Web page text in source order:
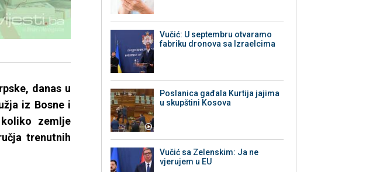
danas u
iz Bosne i
zemlje
trenutnih
Vučić: U septembru otvaramo
fabriku dronova sa Izraelcima
Poslanica gađala Kurtija jajima
u skupštini Kosova
Vučić sa Zelenskim: Ja ne
vjerujem u EU